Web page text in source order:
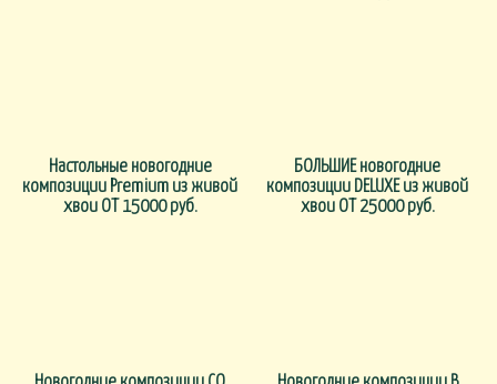
Настольные новогодние
композиции Premium из живой
хвои ОТ 15000 руб.
БОЛЬШИЕ новогодние
композиции DELUXE из живой
хвои ОТ 25000 руб.